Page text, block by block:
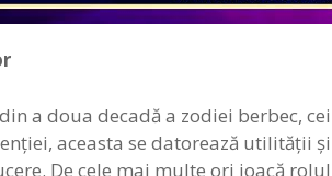
a doua decadă a zodiei berbec,
aceasta se datorează utilităţii
De cele mai multe ori joacă